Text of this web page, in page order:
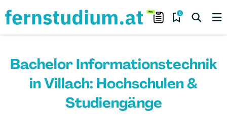
0
Bachelor Informationstechnik
in Villach: Hochschulen &
Studiengänge